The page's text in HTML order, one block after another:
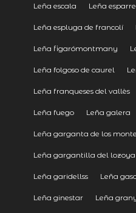
Leña escala Leña
Leña espluga de francolí
Leña figarómontmany
Leña folgoso de caurel
Leña franqueses del vallès
Leña fuego Leña galera
Leña garganta de los
Leña gargantilla del
Leña garidellss Leña
Leña ginestar Leña